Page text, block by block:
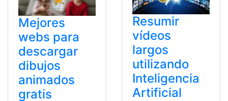
Mejores
webs para
descargar
dibujos
animados
gratis
Resumir
vídeos
largos
utilizando
Inteligencia
Artificial